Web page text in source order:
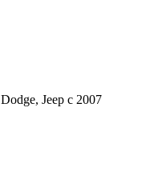
Jeep с 2007